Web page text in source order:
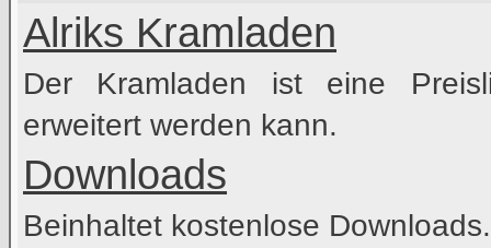
Alriks Kramladen
Der Kramladen ist eine
erweitert werden kann.
Downloads
Beinhaltet kostenlose Downloads.